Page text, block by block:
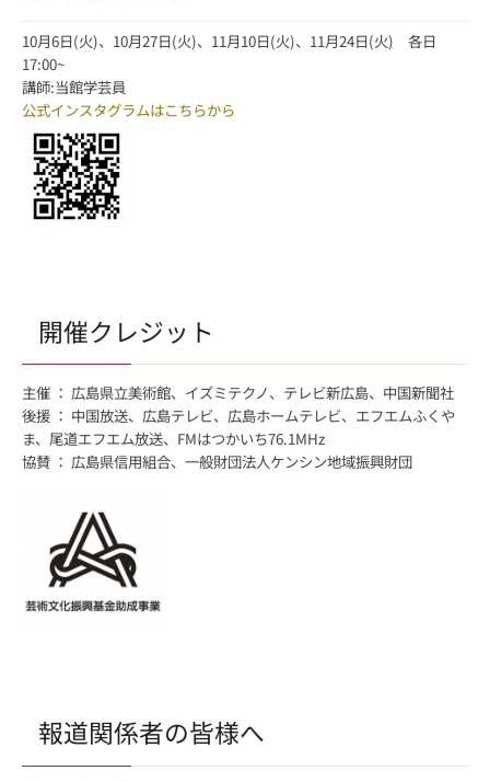
10月6日(火)、10月27日(火)、11月10日(火)、11月24日(火) 各日
17:00~
講師:当館学芸員
公式インスタグラムはこちらから
開催クレジット
主催 ： 広島県立美術館、イズミテクノ、テレビ新広島、中国新聞社
後援 ： 中国放送、広島テレビ、広島ホームテレビ、エフエムふくや
ま、尾道エフエム放送、FMはつかいち76.1MHz
協賛 ： 広島県信用組合、一般財団法人ケンシン地域振興財団
報道関係者の皆様へ